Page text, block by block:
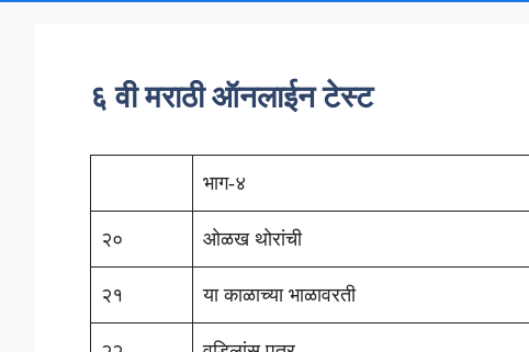
६ वी मराठी ऑनलाईन टेस्ट
भाग-४
२० ओळख थोरांची
२१ या काळाच्या भाळावरती